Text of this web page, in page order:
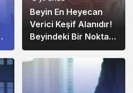
Beyin En Heyecan
Verici Keşif Alanıdır!
Beyindeki Bir Nokta
Altı Hastalıkla
Bağlantılıdır